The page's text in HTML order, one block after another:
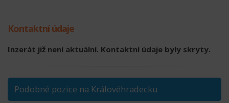
Kontaktní údaje
Inzerát již není aktuální. Kontaktní údaje byly skryty.
Podobné pozice na Královéhradecku